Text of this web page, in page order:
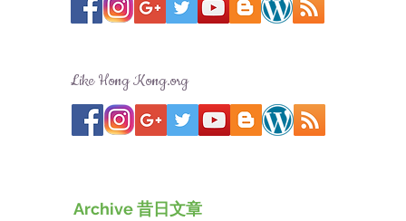
Like Hong Kong.org
Archive 昔日文章